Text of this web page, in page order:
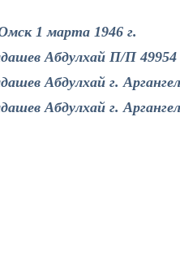
1 марта 1946 г.
Абдулхай П/П
Абдулхай г.
Абдулхай г.